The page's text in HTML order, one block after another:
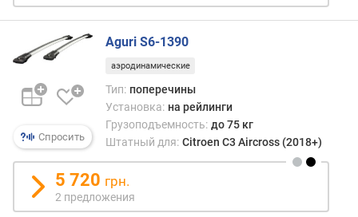
е
ч
и
н
с
м
в
т
о
р
Спросить
Aguri S6-1390
аэродинамические
Тип: поперечины
Установка: на рейлинги
Грузоподъемность: до 75 кг
Штатный для: Citroen C3 Aircross (2018+)
5 720 грн.
2 предложения